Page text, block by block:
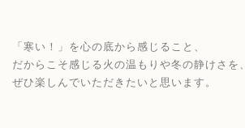
「寒い！」を心の底から感じること、
だからこそ感じる火の温もりや冬の静けさを、
ぜひ楽しんでいただきたいと思います。